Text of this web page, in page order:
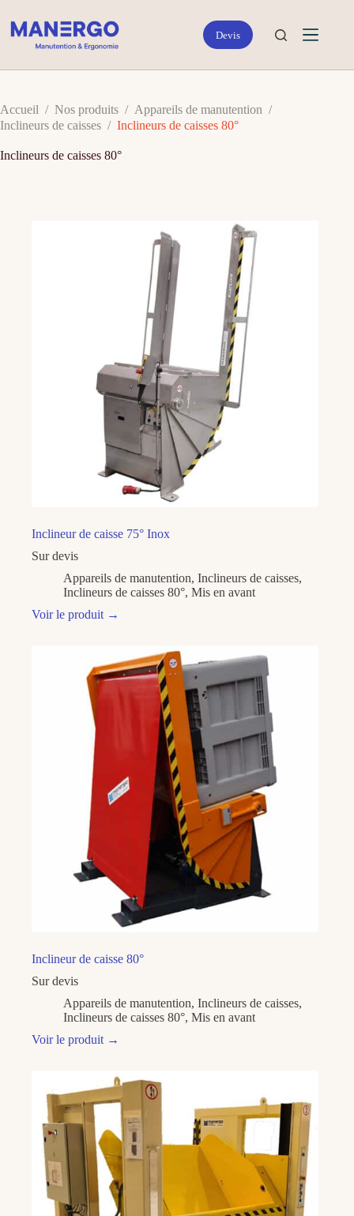
au
contenu
Accueil / Nos produits / Appareils de manutention /
Inclineurs de caisses / Inclineurs de caisses 80°
Inclineurs de caisses 80°
Inclineur de caisse 75° Inox
Sur devis
Appareils de manutention, Inclineurs de caisses,
Inclineurs de caisses 80°, Mis en avant
Voir le produit →
Inclineur de caisse 80°
Sur devis
Appareils de manutention, Inclineurs de caisses,
Inclineurs de caisses 80°, Mis en avant
Voir le produit →